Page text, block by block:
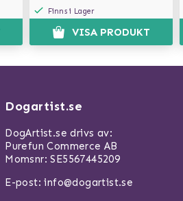
Finns i Lager
VISA PRODUKT
Dogartist.se
DogArtist.se drivs av:
Purefun Commerce AB
Momsnr: SE5567445209
E-post:info@dogartist.se